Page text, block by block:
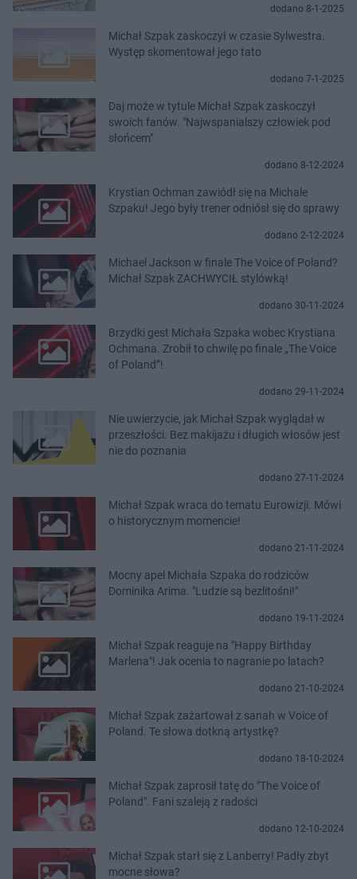
dodano 8-1-2025
Michał Szpak zaskoczył w czasie Sylwestra.
Występ skomentował jego tato
dodano 7-1-2025
Daj może w tytule Michał Szpak zaskoczył
swoich fanów. "Najwspanialszy człowiek pod
słońcem"
dodano 8-12-2024
Krystian Ochman zawiódł się na Michale
Szpaku! Jego były trener odniósł się do sprawy
dodano 2-12-2024
Michael Jackson w finale The Voice of Poland?
Michał Szpak ZACHWYCIŁ stylówką!
dodano 30-11-2024
Brzydki gest Michała Szpaka wobec Krystiana
Ochmana. Zrobił to chwilę po finale „The Voice
of Poland”!
dodano 29-11-2024
Nie uwierzycie, jak Michał Szpak wyglądał w
przeszłości. Bez makijażu i długich włosów jest
nie do poznania
dodano 27-11-2024
Michał Szpak wraca do tematu Eurowizji. Mówi
o historycznym momencie!
dodano 21-11-2024
Mocny apel Michała Szpaka do rodziców
Dominika Arima. "Ludzie są bezlitośni!"
dodano 19-11-2024
Michał Szpak reaguje na "Happy Birthday
Marlena"! Jak ocenia to nagranie po latach?
dodano 21-10-2024
Michał Szpak zażartował z sanah w Voice of
Poland. Te słowa dotkną artystkę?
dodano 18-10-2024
Michał Szpak zaprosił tatę do "The Voice of
Poland". Fani szaleją z radości
dodano 12-10-2024
Michał Szpak starł się z Lanberry! Padły zbyt
mocne słowa?